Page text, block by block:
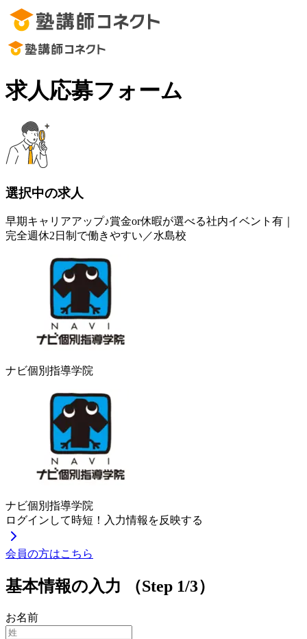
求人応募フォーム
選択中の求人
早期キャリアアップ♪賞金or休暇が選べる社内イベント有｜
完全週休2日制で働きやすい／水島校
ナビ個別指導学院
ナビ個別指導学院
ログインして時短！入力情報を反映する
会員の方はこちら
基本情報の入力 （Step 1/3）
お名前